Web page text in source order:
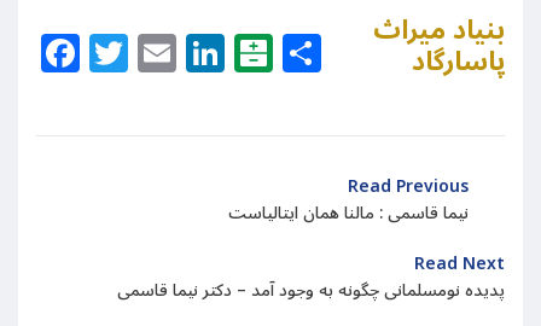
Facebook
Twitter
EmailLinkedIn
Balatarin
Share
بنیاد میراث
پاسارگاد
Read Previous
نیما قاسمی : مالنا همان ایتالیاست
Read Next
پدیده نومسلمانی چگونه به وجود آمد – دکتر نیما قاسمی